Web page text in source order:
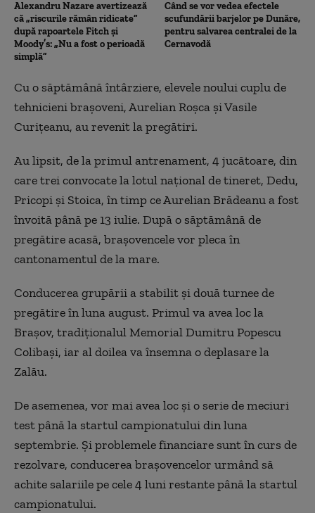
Alexandru Nazare avertizează
că „riscurile rămân ridicate”
după rapoartele Fitch și
Moody’s: „Nu a fost o perioadă
simplă”
Când se vor vedea efectele
scufundării barjelor pe Dunăre,
pentru salvarea centralei de la
Cernavodă
Cu o săptămână întârziere, elevele noului cuplu de
tehnicieni braşoveni, Aurelian Roşca şi Vasile
Curiţeanu, au revenit la pregătiri.
Au lipsit, de la primul antrenament, 4 jucătoare, din
care trei convocate la lotul naţional de tineret, Dedu,
Pricopi şi Stoica, în timp ce Aurelian Brădeanu a fost
învoită până pe 13 iulie. După o săptămână de
pregătire acasă, braşovencele vor pleca în
cantonamentul de la mare.
Conducerea grupării a stabilit şi două turnee de
pregătire în luna august. Primul va avea loc la
Braşov, tradiţionalul Memorial Dumitru Popescu
Colibaşi, iar al doilea va însemna o deplasare la
Zalău.
De asemenea, vor mai avea loc şi o serie de meciuri
test până la startul campionatului din luna
septembrie. Şi problemele financiare sunt în curs de
rezolvare, conducerea braşovencelor urmând să
achite salariile pe cele 4 luni restante până la startul
campionatului.